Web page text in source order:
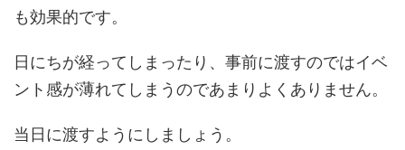
も効果的です。
日にちが経ってしまったり、事前に渡すのではイベ
ント感が薄れてしまうのであまりよくありません。
当日に渡すようにしましょう。